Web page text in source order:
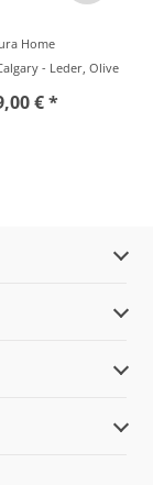
Home
- Leder, Olive
€ *